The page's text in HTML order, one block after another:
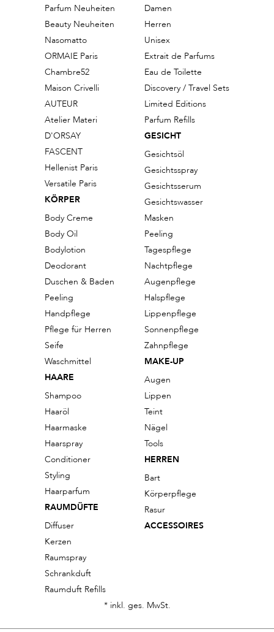
Parfum Neuheiten
Beauty Neuheiten
Nasomatto
ORMAIE Paris
Chambre52
Maison Crivelli
AUTEUR
Atelier Materi
D'ORSAY
FASCENT
Hellenist Paris
Versatile Paris
KÖRPER
Body Creme
Body Oil
Bodylotion
Deodorant
Duschen & Baden
Peeling
Handpflege
Pflege für Herren
Seife
Waschmittel
HAARE
Shampoo
Haaröl
Haarmaske
Haarspray
Conditioner
Styling
Haarparfum
RAUMDÜFTE
Diffuser
Kerzen
Raumspray
Schrankduft
Raumduft Refills
Damen
Herren
Unisex
Extrait de Parfums
Eau de Toilette
Discovery / Travel Sets
Limited Editions
Parfum Refills
GESICHT
Gesichtsöl
Gesichtsspray
Gesichtsserum
Gesichtswasser
Masken
Peeling
Tagespflege
Nachtpflege
Augenpflege
Halspflege
Lippenpflege
Sonnenpflege
Zahnpflege
MAKE-UP
Augen
Lippen
Teint
Nägel
Tools
HERREN
Bart
Körperpflege
Rasur
ACCESSOIRES
* inkl. ges. MwSt.